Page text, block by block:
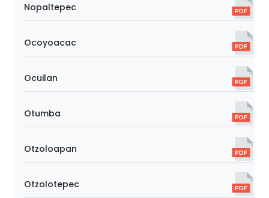
Nopaltepec
Ocoyoacac
Ocuilan
Otumba
Otzoloapan
Otzolotepec